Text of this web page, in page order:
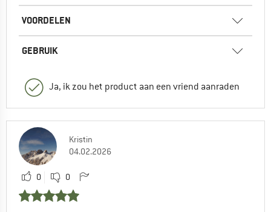
VOORDELEN
GEBRUIK
Ja, ik zou het product aan een vriend aanraden
Kristin
04.02.2026
0 0